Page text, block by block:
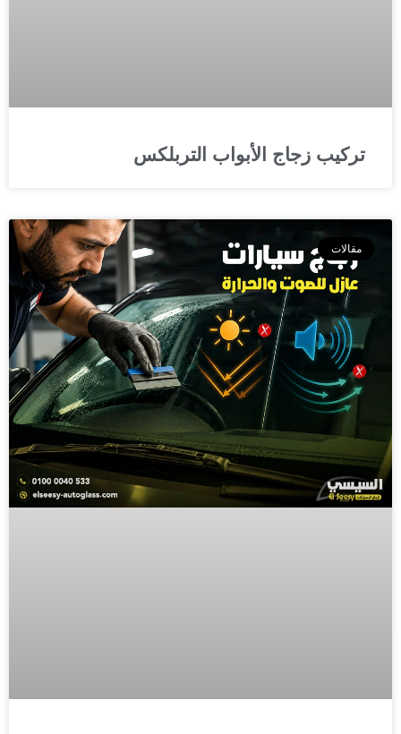
تركيب زجاج الأبواب التربلكس
مقالات